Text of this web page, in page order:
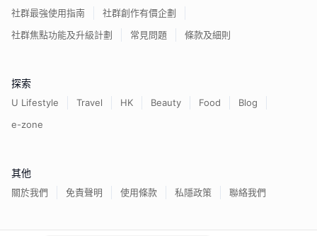
社群最強使用指南
社群創作有價企劃
社群焦點功能及升級計劃
常見問題 條款及細則
探索
U Lifestyle Travel HK Beauty Food
Blog
e-zone
其他
關於我們 免責聲明 使用條款 私隱政策 聯絡我們